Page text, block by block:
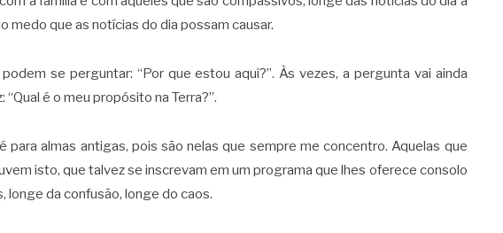
medo que as notícias do dia possam causar.
se perguntar: “Por que estou aqui?”. Às vezes, a pergunta vai ainda
“Qual é o meu propósito na Terra?”.
para almas antigas, pois são nelas que sempre me concentro. Aquelas que
isto, que talvez se inscrevam em um programa que lhes oferece consolo
longe da confusão, longe do caos.